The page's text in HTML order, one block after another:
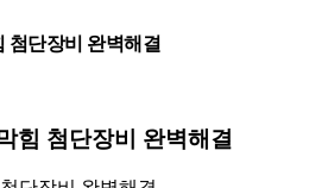
첨단장비 완벽해결
힘 첨단장비 완벽해결